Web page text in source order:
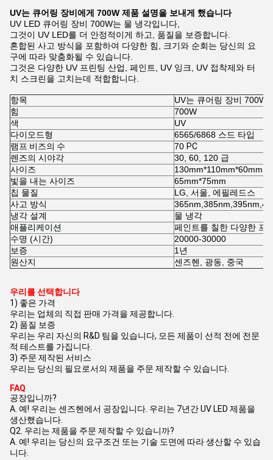
UV는 큐어링 장비에게 700W 제품 설명을 보내게 했습니다
UV LED 큐어링 장비 700W는 물 냉각입니다,
그것이 UV LED를 더 안정적이게 하고, 품질을 보증합니다.
혼합된 사고 방식을 포함하여 다양한 힘, 크기와 순회는 당신의 요
구에 따라 맞춤화될 수 있습니다.
그것은 다양한 UV 프린팅 산업, 페인트, UV 잉크, UV 접착제와 터
치 스크린을 고치는데 적합합니다.
항목 UV는 큐어링 장비 700W
힘
700W
색
UV
다이오드형
6565/6868 스드 타입
램프 비즈의 수
70 PC
렌즈의 시야각
30, 60, 120 급
사이즈
130mm*110mm*60mm
빛을 내는 사이즈
65mm*75mm
칩 물질
LG, 서울, 에필레드스
사고 방식
냉각 설계
물 냉각
애플리케이션
페인트를 칠한 다양한 프
수명 (시간)
20000-30000
보증
1년
원산지
센즈헨, 광동, 중국
우리를 선택합니다
1) 좋은 가격
우리는 업체의 직접 판매 가격을 제공합니다.
2) 품질 보증
우리는 우리 자신의 R&D 팀을 있습니다, 모든 제품이 선적 전에 전문
적 테스트를 가집니다.
3) 주문 제작된 서비스
우리는 당신의 필요로서의 제품을 주문 제작할 수 있습니다.
FAQ
공장입니까?
A. 예! 우리는 센즈헨에서 공장입니다. 우리는 7년간 UV LED 제품을
생산했습니다.
Q2. 우리는 제품을 주문 제작할 수 있습니까?
A. 예! 우리는 당신의 요구조건 또는 기술 도면에 따라 생산할 수 있습
니다.